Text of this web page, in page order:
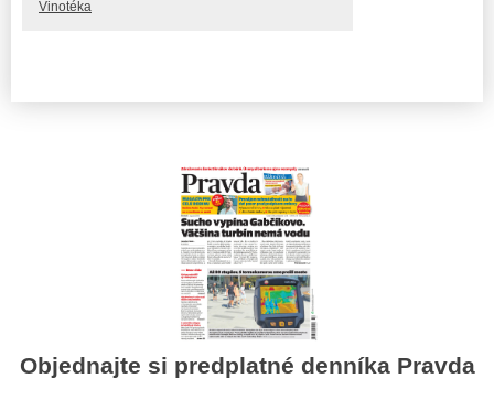
Vinotéka
Objednajte si predplatné denníka Pravda